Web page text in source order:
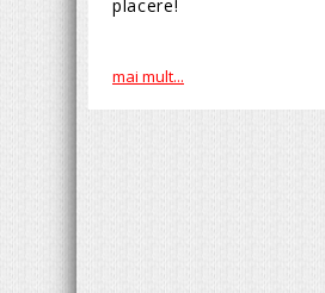
placere!
mai mult...